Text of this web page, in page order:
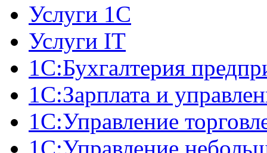
Услуги 1С
Услуги IT
1С:Бухгалтерия
1С:Зарплата и
1С:Управление
1С:Управление